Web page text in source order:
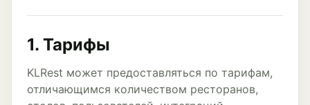
1. Тарифы
KLRest может предоставляться по тарифам,
отличающимся количеством ресторанов,